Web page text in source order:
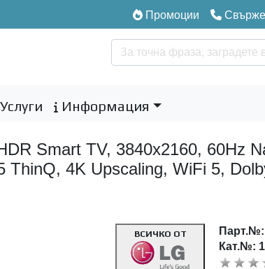
Промоции
Информация
Smart TV, 3840x2160, 60Hz
4K Upscaling, WiFi 5,
ВСИЧКО ОТ Парт.№:
Кат.№: